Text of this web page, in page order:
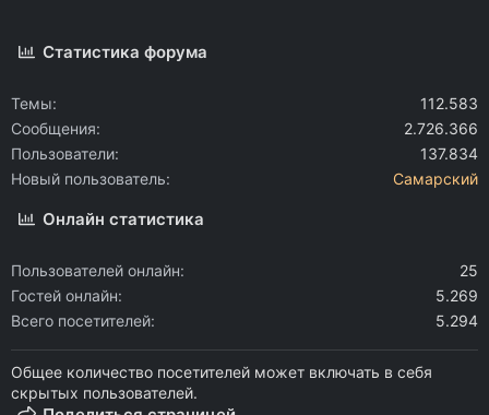
Статистика форума
Темы
112.583
Сообщения
2.726.366
Пользователи
137.834
Новый пользователь
Самарский
Онлайн статистика
Пользователей онлайн
25
Гостей онлайн
5.269
Всего посетителей
5.294
Общее количество посетителей может включать в себя
скрытых пользователей.